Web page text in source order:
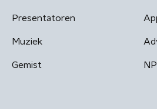
Presentatoren
Muziek
Gemist